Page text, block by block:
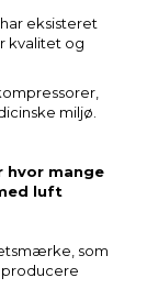
eksisteret
kvalitet og
miljø.
hvor mange
luft
som
producere